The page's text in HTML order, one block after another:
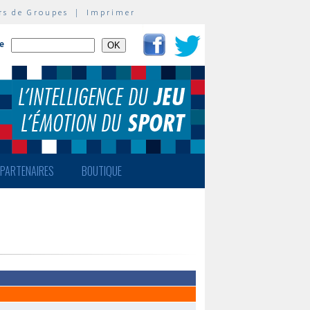
de Groupes | Imprimer
PARTENAIRES BOUTIQUE